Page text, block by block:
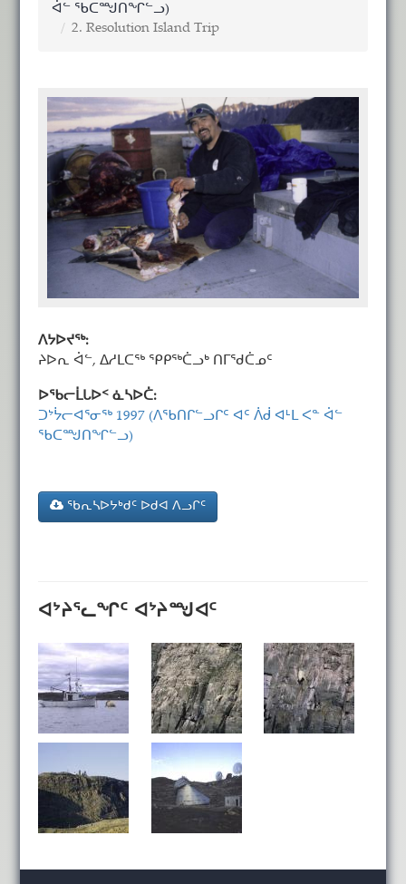
ᐋᓪ ᖃᑕᙳᑎᖏᓪᓗ)
2. Resolution Island Trip
ᐱᔭᐅᔪᖅ:
ᔨᐅᕆ ᐋᓪ, ᐃᓱᒪᑕᖅ ᕿᑭᖅᑖᓗᒃ ᑎᒥᖁᑖᓄᑦ
ᐅᖃᓕᒫᒐᐅᑉ ᓈᓴᐅᑖ:
ᑐᔾᔮᓕᐊᕐᓂᖅ 1997 (ᐱᖃᑎᒋᓪᓗᒋᑦ ᐊᑦ ᐲᑰ ᐊᒻᒪ ᐸᓐ ᐋᓪ
ᖃᑕᙳᑎᖏᓪᓗ)
ᖃᕆᓴᐅᔭᒃᑯᑦ ᐅᑯᐊ ᐱᓗᒋᑦ
ᐊᔾᔨᕐᓚᖏᑦ ᐊᔾᔨᙳᐊᑦ